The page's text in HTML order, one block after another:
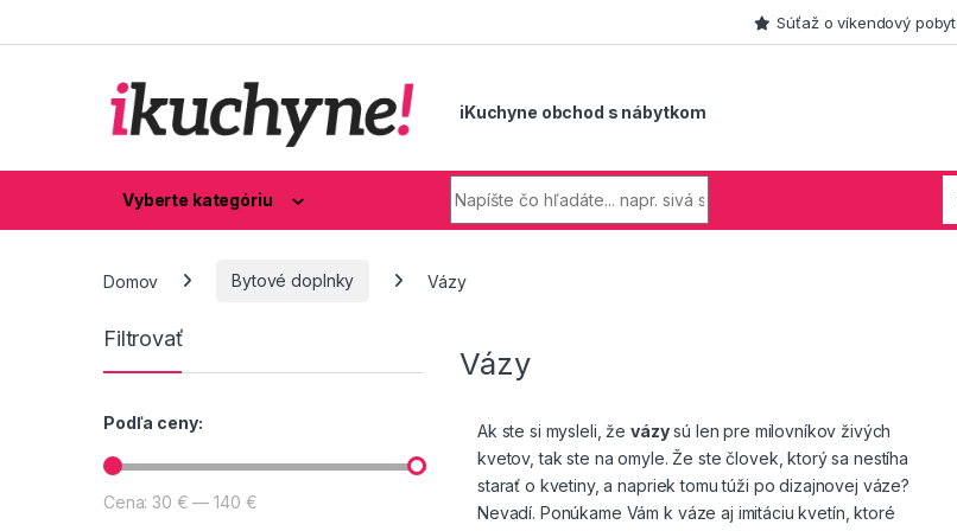
Súťaž o víkendový pobyt
iKuchyne obchod s nábytkom
Vyberte kategóriu
Domov Bytové doplnky Vázy
Vázy
Ak ste si mysleli, že vázysú len pre milovníkov živých
kvetov, tak ste na omyle. Že ste človek, ktorý sa nestíha
starať o kvetiny, a napriek tomu túži po dizajnovej váze?
Nevadí. Ponúkame Vám k váze aj imitáciu kvetín, ktoré
Filtrovať
Podľa ceny:
Minimálna cena
Maximálna cena
Cena:30 € —140 €